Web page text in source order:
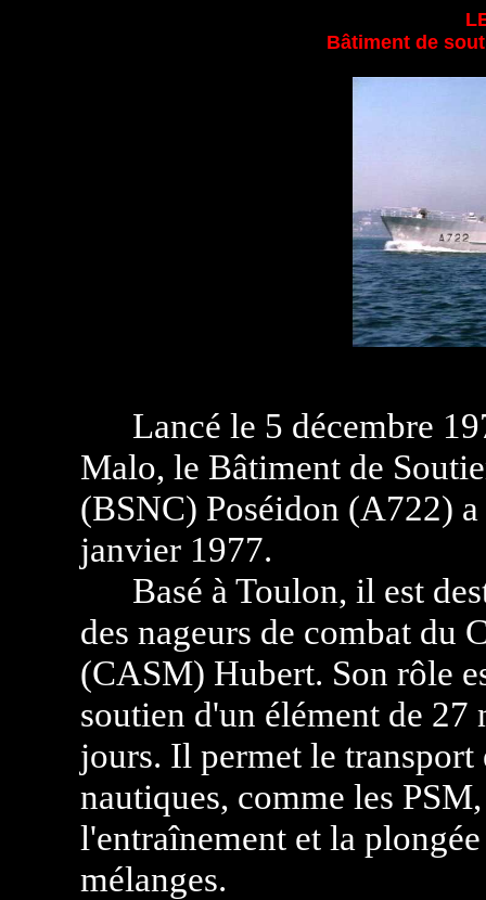
Bâtiment de
Lancé le 5 décembre
Malo, le Bâtiment de
(BSNC) Poséidon (A722)
janvier 1977.
Basé à Toulon, il est
des nageurs de combat du
(CASM) Hubert. Son rôle
soutien d'un élément de 27
jours. Il permet le transport
nautiques, comme les
l'entraînement et la
mélanges.